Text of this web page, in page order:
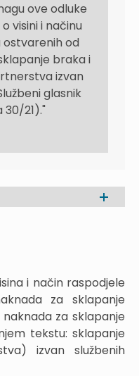
ove odluke
visini i načinu
od
braka i
izvan
glasnik
21)."
i način raspodjele
za sklapanje
za sklapanje
tekstu: sklapanje
izvan službenih